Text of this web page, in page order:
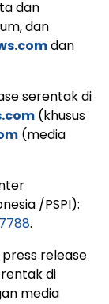
dan
dan
dan
serentak di
(khusus
(media
/PSPI):
.
release
di
media